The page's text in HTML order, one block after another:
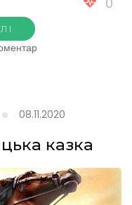
до
08.11.2020
казка